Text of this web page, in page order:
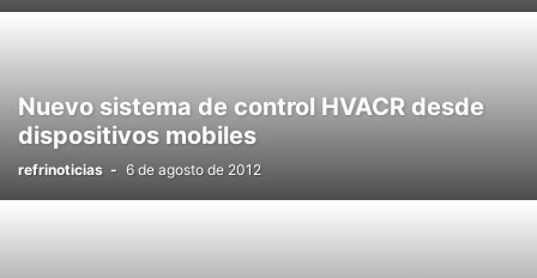
Nuevo sistema de control HVACR desde
dispositivos mobiles
refrinoticias - 6 de agosto de 2012